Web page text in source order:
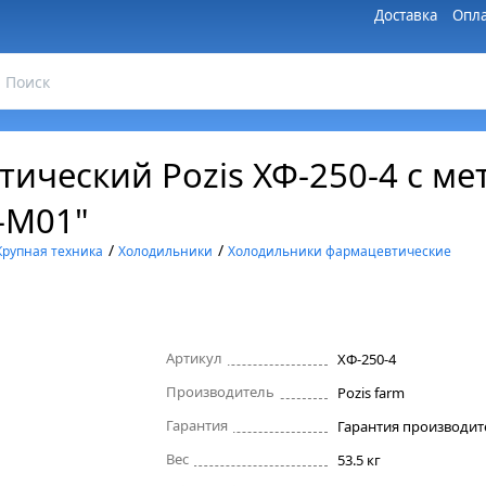
Доставка
Pozis ХФ-250-4 с
М01"
техника /Холодильники /Холодильники фармацевтические
Артикул
ХФ-250-4
Производитель
Pozis farm
Гарантия
Вес
53.5 кг